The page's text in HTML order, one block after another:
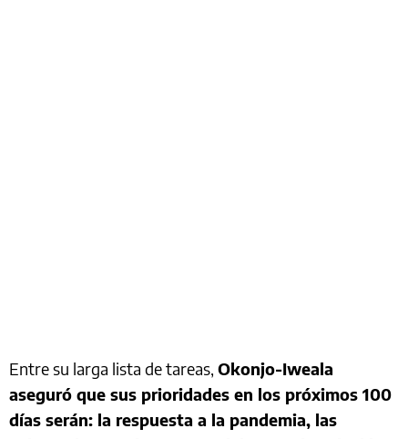
Entre su larga lista de tareas, Okonjo-Iweala
aseguró que sus prioridades en los próximos 100
días serán: la respuesta a la pandemia, las